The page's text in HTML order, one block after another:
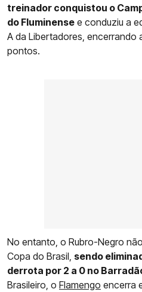
treinador conquistou o
do Fluminense e conduziu a
A da Libertadores, encerrando
pontos.
No entanto, o Rubro-Negro
Copa do Brasil, sendo
derrota por 2 a 0 no
Brasileiro, o Flamengo encerra